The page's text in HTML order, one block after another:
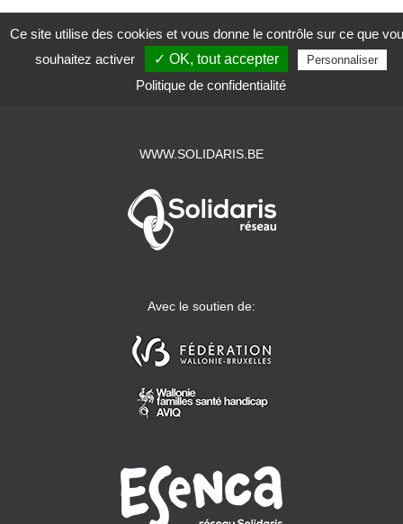
WWW.SOLIDARIS.BE
Avec le soutien de:
Ce site utilise des cookies et vous donne le contrôle sur ce que
souhaitez activer
✓ OK, tout accepter Personnaliser
Politique de confidentialité